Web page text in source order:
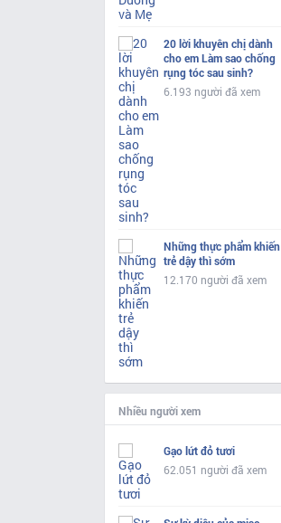
20 lời khuyên chị dành
cho em Làm sao chống
rụng tóc sau sinh?
6.193 người đã xem
Những thực phẩm khiến
trẻ dậy thì sớm
12.170 người đã xem
Nhiều người xem
Gạo lứt đỏ tươi
62.051 người đã xem